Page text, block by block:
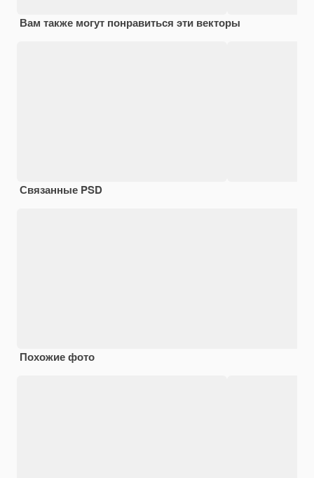
Вам также могут понравиться эти векторы
Связанные PSD
Похожие фото